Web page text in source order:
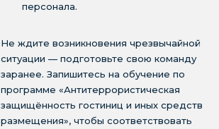
персонала.
Не ждите возникновения чрезвычайной
ситуации — подготовьте свою команду
заранее. Запишитесь на обучение по
программе «Антитеррористическая
защищённость гостиниц и иных средств
размещения», чтобы соответствовать